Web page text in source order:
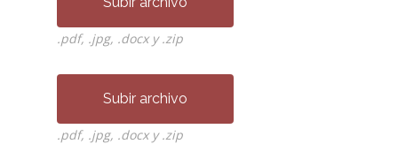
.pdf, .jpg, .docx y .zip
Subir archivo
.pdf, .jpg, .docx y .zip